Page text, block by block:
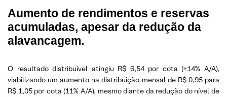
Aumento de rendimentos e reservas
acumuladas, apesar da redução da
alavancagem.
O resultado distribuível atingiu R$ 6,54 por cota (+14% A/A),
viabilizando um aumento na distribuição mensal de R$ 0,95 para
R$ 1,05 por cota (11% A/A), mesmo diante da redução do nível de